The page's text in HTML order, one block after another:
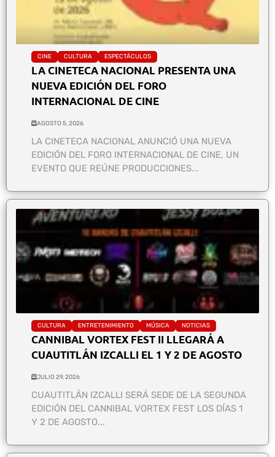
CINE CULTURA ESPECTÁCULOS
LA CINETECA NACIONAL PRESENTA UNA
NUEVA EDICIÓN DEL FORO
INTERNACIONAL DE CINE
AGOSTO 5, 2026
LA CINETECA NACIONAL ANUNCIÓ UNA NUEVA
EDICIÓN DEL FORO INTERNACIONAL DE CINE, UN
EVENTO QUE REÚNE PRODUCCIONES...
CULTURA ENTRETENIMIENTO MÚSICA NOTICIAS
CANNIBAL VORTEX FEST II LLEGARÁ A
CUAUTITLÁN IZCALLI EL 1 Y 2 DE AGOSTO
JULIO 29, 2026
CUAUTITLÁN IZCALLI SERÁ SEDE DE LA SEGUNDA
EDICIÓN DEL CANNIBAL VORTEX FEST LOS DÍAS 1
Y 2 DE AGOSTO...